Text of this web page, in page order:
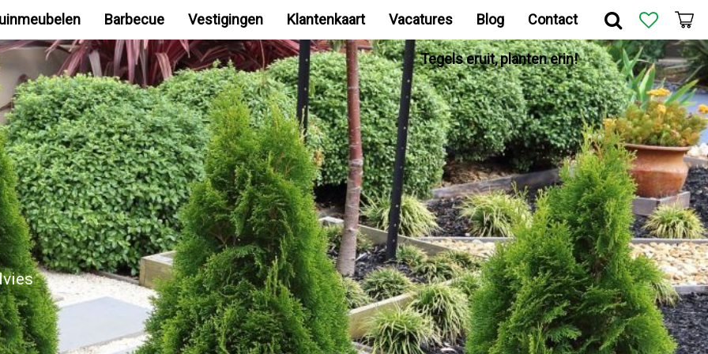
Barbecue Vestigingen Klantenkaart Vacatures Blog Contact
Tegels eruit, planten erin!